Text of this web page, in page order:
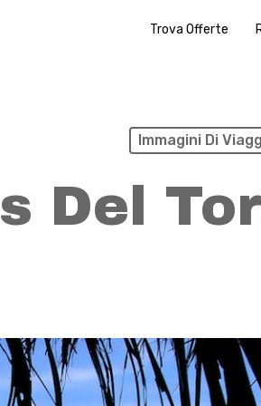
Trova Offerte
Immagini Di
Del